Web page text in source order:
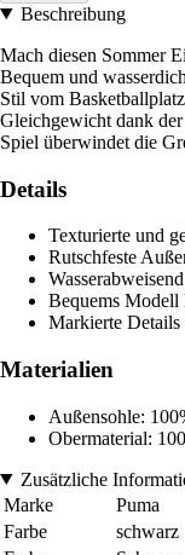
Beschreibung
Mach diesen Sommer
Bequem und
Stil vom
Gleichgewicht dank
Spiel überwindet die
Details
Texturierte und
Rutschfeste
Wasserabweisend
Bequems
Markierte
Materialien
Außensohle:
Obermaterial:
Zusätzliche
Marke
Puma
Farbe
schwarz